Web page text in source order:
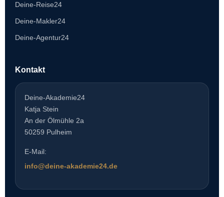
Deine-Reise24
Deine-Makler24
Deine-Agentur24
Kontakt
Deine-Akademie24
Katja Stein
An der Ölmühle 2a
50259 Pulheim
E-Mail:
info@deine-akademie24.de